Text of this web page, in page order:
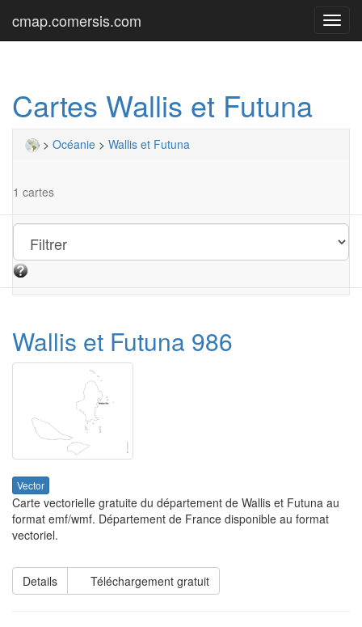
cmap.comersis.com
Cartes Wallis et Futuna
> Océanie > Wallis et Futuna
1 cartes
Wallis et Futuna 986
Vector
Carte vectorielle gratuite du département de Wallis et Futuna au
format emf/wmf. Département de France disponible au format
vectoriel.
Details Téléchargement gratuit